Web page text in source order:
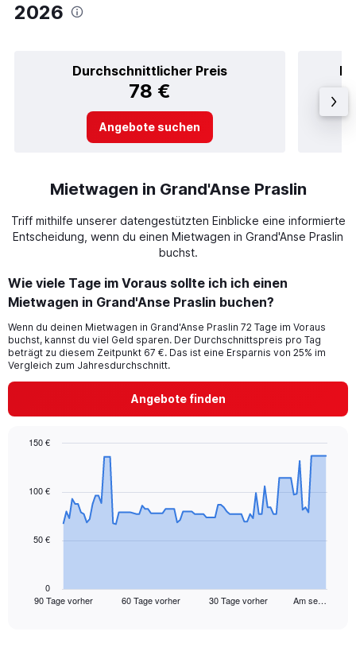
2026
Durchschnittlicher Preis
78 €
Angebote suchen
Mietwagen in Grand'Anse Praslin
Triff mithilfe unserer datengestützten Einblicke eine informierte
Entscheidung, wenn du einen Mietwagen in Grand'Anse Praslin
buchst.
Wie viele Tage im Voraus sollte ich ich einen
Mietwagen in Grand'Anse Praslin buchen?
Wenn du deinen Mietwagen in Grand'Anse Praslin 72 Tage im Voraus
buchst, kannst du viel Geld sparen. Der Durchschnittspreis pro Tag
beträgt zu diesem Zeitpunkt 67 €. Das ist eine Ersparnis von 25% im
Vergleich zum Jahresdurchschnitt.
Angebote finden
data
The
90 Tage vorher 60 Tage vorher 30 Tage vorher Am se…
0
50 €
100 €
150 €
End